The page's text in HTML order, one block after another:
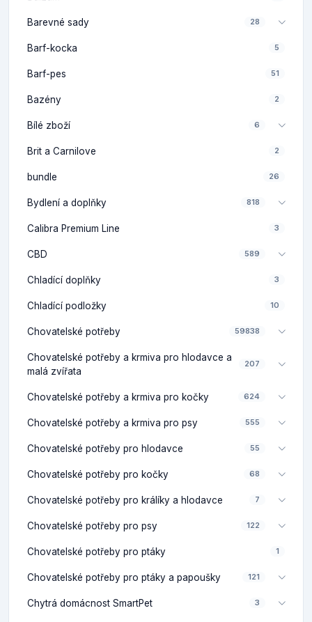
Barevné sady 28
Barf-kocka 5
Barf-pes 51
Bazény 2
Bílé zboží 6
Brit a Carnilove 2
bundle 26
Bydlení a doplňky 818
Calibra Premium Line 3
CBD 589
Chladící doplňky 3
Chladící podložky 10
Chovatelské potřeby 59838
Chovatelské potřeby a krmiva pro hlodavce a
malá zvířata
207
Chovatelské potřeby a krmiva pro kočky 624
Chovatelské potřeby a krmiva pro psy 555
Chovatelské potřeby pro hlodavce 55
Chovatelské potřeby pro kočky 68
Chovatelské potřeby pro králíky a hlodavce 7
Chovatelské potřeby pro psy 122
Chovatelské potřeby pro ptáky 1
Chovatelské potřeby pro ptáky a papoušky 121
Chytrá domácnost SmartPet 3